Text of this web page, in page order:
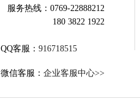
服务热线：0769-22888212
180 3822 1922
QQ客服： 916718515
微信客服： 企业客服中心>>